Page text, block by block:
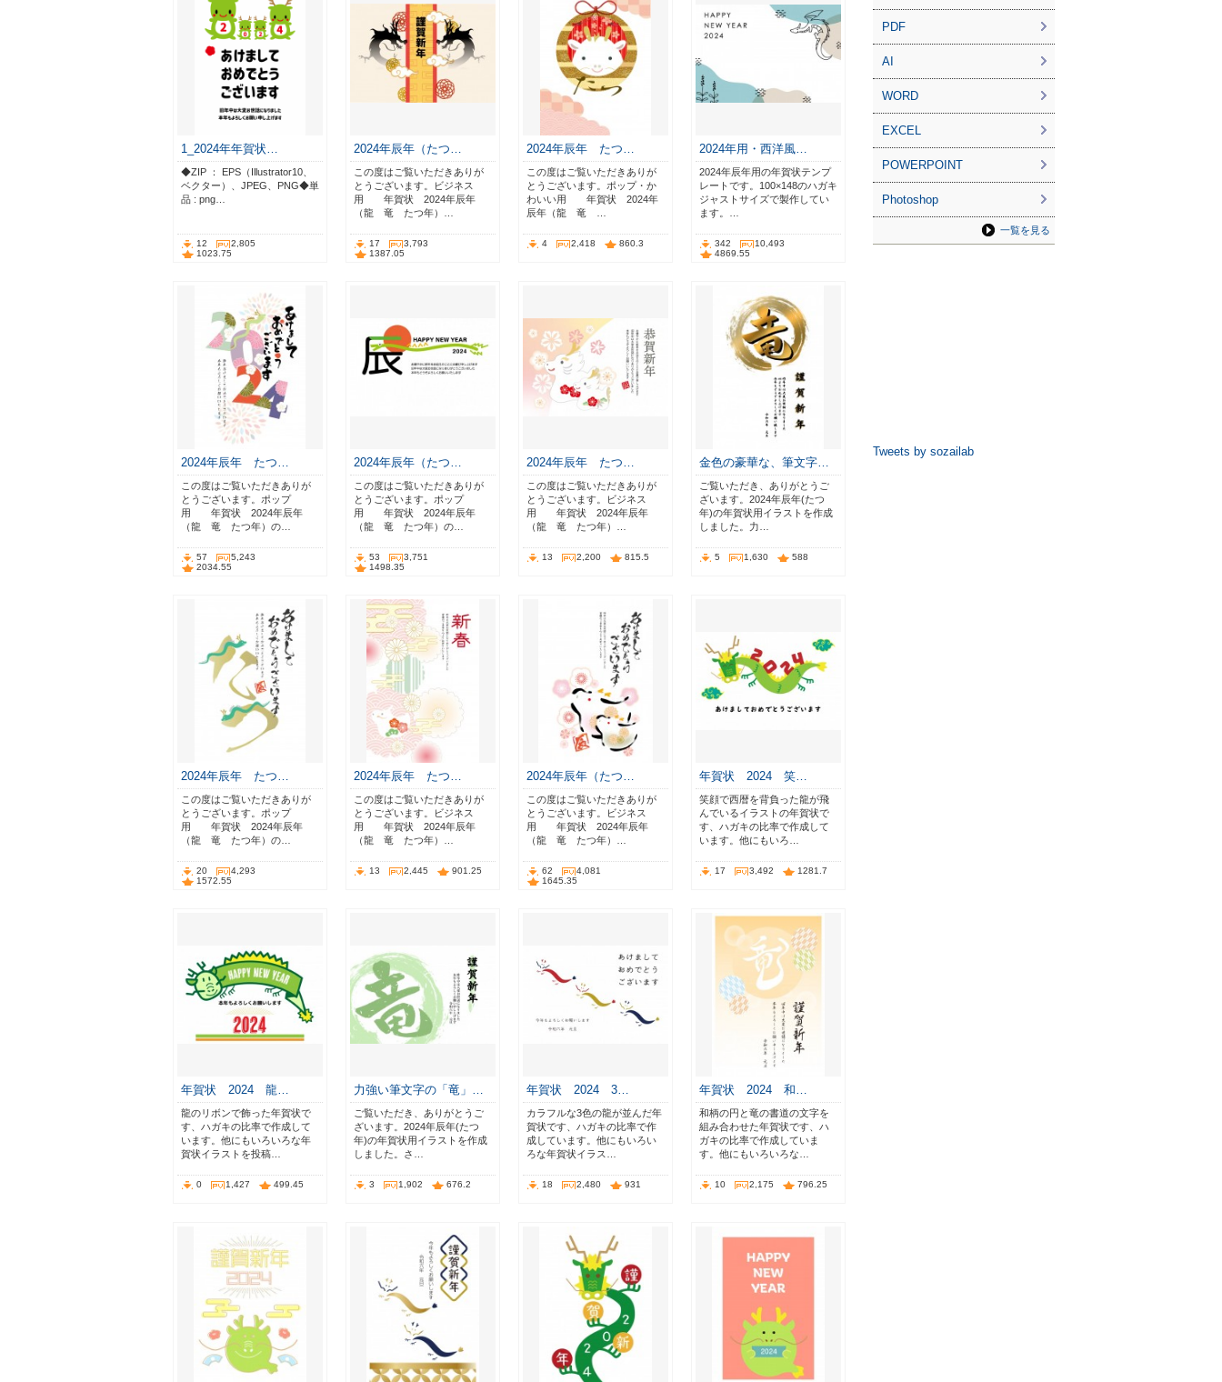
1_2024年年賀状…
◆ZIP ： EPS（Illustrator10、
ベクター）、JPEG、PNG◆単
品 : png…
12
2,805
1023.75
2024年辰年（たつ…
この度はご覧いただきありが
とうございます。ビジネス
用 年賀状 2024年辰年
（龍 竜 たつ年）…
17
3,793
1387.05
2024年辰年 たつ…
この度はご覧いただきありが
とうございます。ポップ・か
わいい用 年賀状 2024年
辰年（龍 竜 …
4 2,418 860.3
2024年用・西洋風…
2024年辰年用の年賀状テンプ
レートです。100×148のハガキ
ジャストサイズで製作してい
ます。…
342
10,493
4869.55
2024年辰年 たつ…
この度はご覧いただきありが
とうございます。ポップ
用 年賀状 2024年辰年
（龍 竜 たつ年）の…
57
5,243
2034.55
2024年辰年（たつ…
この度はご覧いただきありが
とうございます。ポップ
用 年賀状 2024年辰年
（龍 竜 たつ年）の…
53
3,751
1498.35
2024年辰年 たつ…
この度はご覧いただきありが
とうございます。ビジネス
用 年賀状 2024年辰年
（龍 竜 たつ年）…
13 2,200 815.5
金色の豪華な、筆文字…
ご覧いただき、ありがとうご
ざいます。2024年辰年(たつ
年)の年賀状用イラストを作成
しました。力…
5 1,630 588
2024年辰年 たつ…
この度はご覧いただきありが
とうございます。ポップ
用 年賀状 2024年辰年
（龍 竜 たつ年）の…
20
4,293
1572.55
2024年辰年 たつ…
この度はご覧いただきありが
とうございます。ビジネス
用 年賀状 2024年辰年
（龍 竜 たつ年）…
13 2,445 901.25
2024年辰年（たつ…
この度はご覧いただきありが
とうございます。ビジネス
用 年賀状 2024年辰年
（龍 竜 たつ年）…
62
4,081
1645.35
年賀状 2024 笑…
笑顔で西暦を背負った龍が飛
んでいるイラストの年賀状で
す、ハガキの比率で作成して
います。他にもいろ…
17 3,492 1281.7
年賀状 2024 龍…
龍のリボンで飾った年賀状で
す、ハガキの比率で作成して
います。他にもいろいろな年
賀状イラストを投稿…
0 1,427 499.45
力強い筆文字の「竜」…
ご覧いただき、ありがとうご
ざいます。2024年辰年(たつ
年)の年賀状用イラストを作成
しました。さ…
3 1,902 676.2
年賀状 2024 3…
カラフルな3色の龍が並んだ年
賀状です、ハガキの比率で作
成しています。他にもいろい
ろな年賀状イラス…
18 2,480 931
年賀状 2024 和…
和柄の円と竜の書道の文字を
組み合わせた年賀状です、ハ
ガキの比率で作成していま
す。他にもいろいろな…
10 2,175 796.25
PDF
AI
WORD
EXCEL
POWERPOINT
Photoshop
一覧を見る
Tweets by sozailab